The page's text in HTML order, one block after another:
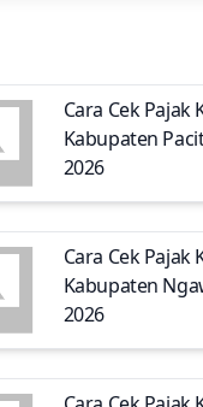
Cara Cek Pajak
Kabupaten
2026
Cara Cek Pajak
Kabupaten
2026